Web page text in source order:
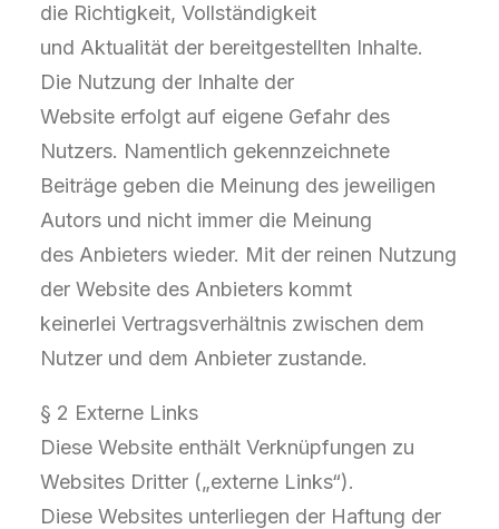
die Richtigkeit, Vollständigkeit
und Aktualität der bereitgestellten Inhalte.
Die Nutzung der Inhalte der
Website erfolgt auf eigene Gefahr des
Nutzers. Namentlich gekennzeichnete
Beiträge geben die Meinung des jeweiligen
Autors und nicht immer die Meinung
des Anbieters wieder. Mit der reinen Nutzung
der Website des Anbieters kommt
keinerlei Vertragsverhältnis zwischen dem
Nutzer und dem Anbieter zustande.
§ 2 Externe Links
Diese Website enthält Verknüpfungen zu
Websites Dritter („externe Links“).
Diese Websites unterliegen der Haftung der